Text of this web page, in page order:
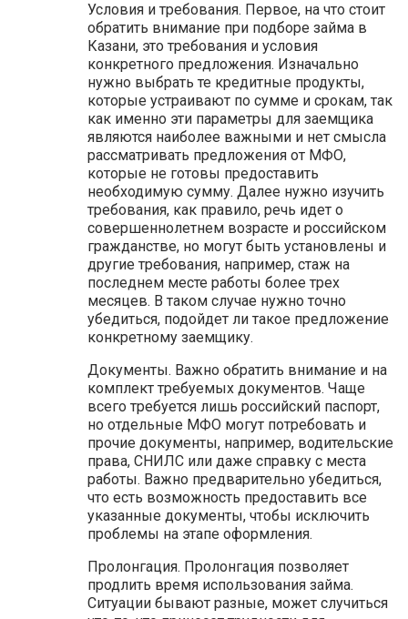
Условия и требования. Первое, на что стоит
обратить внимание при подборе займа в
Казани, это требования и условия
конкретного предложения. Изначально
нужно выбрать те кредитные продукты,
которые устраивают по сумме и срокам, так
как именно эти параметры для заемщика
являются наиболее важными и нет смысла
рассматривать предложения от МФО,
которые не готовы предоставить
необходимую сумму. Далее нужно изучить
требования, как правило, речь идет о
совершеннолетнем возрасте и российском
гражданстве, но могут быть установлены и
другие требования, например, стаж на
последнем месте работы более трех
месяцев. В таком случае нужно точно
убедиться, подойдет ли такое предложение
конкретному заемщику.
Документы. Важно обратить внимание и на
комплект требуемых документов. Чаще
всего требуется лишь российский паспорт,
но отдельные МФО могут потребовать и
прочие документы, например, водительские
права, СНИЛС или даже справку с места
работы. Важно предварительно убедиться,
что есть возможность предоставить все
указанные документы, чтобы исключить
проблемы на этапе оформления.
Пролонгация. Пролонгация позволяет
продлить время использования займа.
Ситуации бывают разные, может случиться